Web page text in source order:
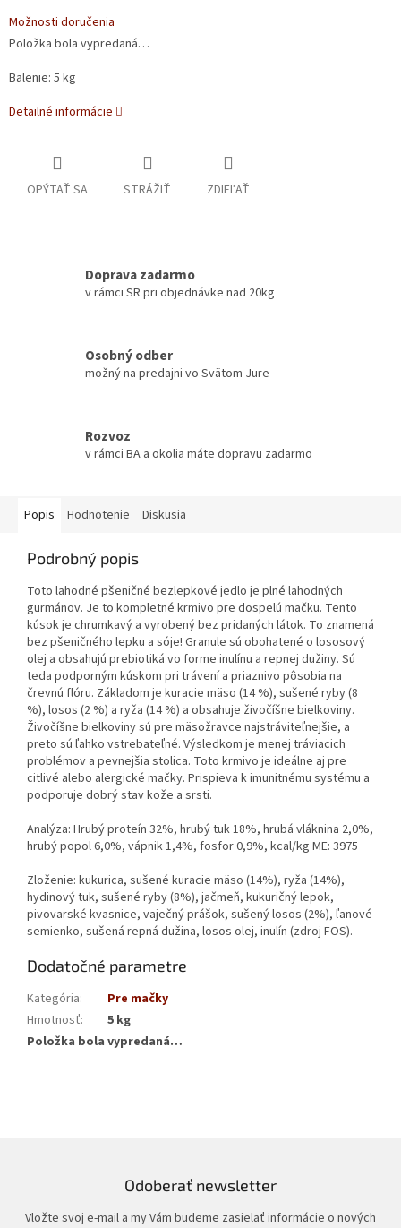
Možnosti doručenia
Položka bola vypredaná…
Balenie: 5 kg
Detailné informácie
OPÝTAŤ SA STRÁŽIŤ ZDIEĽAŤ
Doprava zadarmo
v rámci SR pri objednávke nad 20kg
Osobný odber
možný na predajni vo Svätom Jure
Rozvoz
v rámci BA a okolia máte dopravu zadarmo
Popis Hodnotenie Diskusia
Podrobný popis
Toto lahodné pšeničné bezlepkové jedlo je plné lahodných
gurmánov. Je to kompletné krmivo pre dospelú mačku. Tento
kúsok je chrumkavý a vyrobený bez pridaných látok. To znamená
bez pšeničného lepku a sóje! Granule sú obohatené o lososový
olej a obsahujú prebiotiká vo forme inulínu a repnej dužiny. Sú
teda podporným kúskom pri trávení a priaznivo pôsobia na
črevnú flóru.​ Základom je kuracie mäso (14 %), sušené ryby (8
%), losos (2 %) a ryža (14 %) a obsahuje živočíšne bielkoviny.
Živočíšne bielkoviny sú pre mäsožravce najstráviteľnejšie, a
preto sú ľahko vstrebateľné. Výsledkom je menej tráviacich
problémov a pevnejšia stolica. Toto krmivo je ideálne aj pre
citlivé alebo alergické mačky. Prispieva k imunitnému systému a
podporuje dobrý stav kože a srsti.
Analýza: Hrubý proteín 32%, hrubý tuk 18%, hrubá vláknina 2,0%,
hrubý popol 6,0%, vápnik 1,4%, fosfor 0,9%, kcal/kg ME: 3975
Zloženie: kukurica, sušené kuracie mäso (14%), ryža (14%),
hydinový tuk, sušené ryby (8%), jačmeň, kukuričný lepok,
pivovarské kvasnice, vaječný prášok, sušený losos (2%), ľanové
semienko, sušená repná dužina, losos olej, inulín (zdroj FOS).
Dodatočné parametre
Kategória:
Pre mačky
Hmotnosť:
5 kg
Položka bola vypredaná…
Odoberať newsletter
Vložte svoj e-mail a my Vám budeme zasielať informácie o nových